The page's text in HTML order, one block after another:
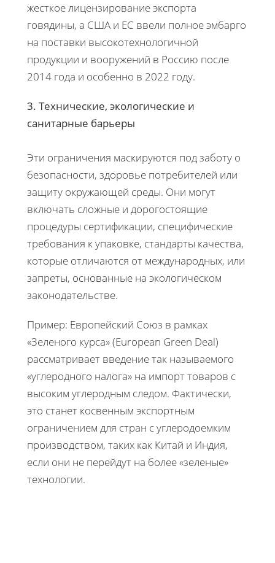
жесткое лицензирование экспорта
говядины, а США и ЕС ввели полное эмбарго
на поставки высокотехнологичной
продукции и вооружений в Россию после
2014 года и особенно в 2022 году.
3. Технические, экологические и
санитарные барьеры
Эти ограничения маскируются под заботу о
безопасности, здоровье потребителей или
защиту окружающей среды. Они могут
включать сложные и дорогостоящие
процедуры сертификации, специфические
требования к упаковке, стандарты качества,
которые отличаются от международных, или
запреты, основанные на экологическом
законодательстве.
Пример: Европейский Союз в рамках
«Зеленого курса» (European Green Deal)
рассматривает введение так называемого
«углеродного налога» на импорт товаров с
высоким углеродным следом. Фактически,
это станет косвенным экспортным
ограничением для стран с углеродоемким
производством, таких как Китай и Индия,
если они не перейдут на более «зеленые»
технологии.